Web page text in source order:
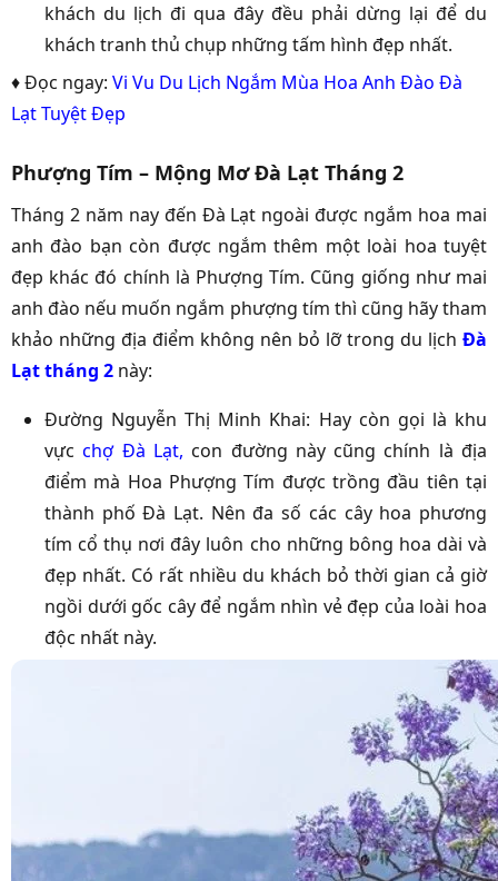
khách du lịch đi qua đây đều phải dừng lại để du
khách tranh thủ chụp những tấm hình đẹp nhất.
♦ Đọc ngay: Vi Vu Du Lịch Ngắm Mùa Hoa Anh Đào Đà
Lạt Tuyệt Đẹp
Phượng Tím – Mộng Mơ Đà Lạt Tháng 2
Tháng 2 năm nay đến Đà Lạt ngoài được ngắm hoa mai
anh đào bạn còn được ngắm thêm một loài hoa tuyệt
đẹp khác đó chính là Phượng Tím. Cũng giống như mai
anh đào nếu muốn ngắm phượng tím thì cũng hãy tham
khảo những địa điểm không nên bỏ lỡ trong du lịch Đà
Lạt tháng 2 này:
Đường Nguyễn Thị Minh Khai: Hay còn gọi là khu
vựcchợ Đà Lạt, con đường này cũng chính là địa
điểm mà Hoa Phượng Tím được trồng đầu tiên tại
thành phố Đà Lạt. Nên đa số các cây hoa phương
tím cổ thụ nơi đây luôn cho những bông hoa dài và
đẹp nhất. Có rất nhiều du khách bỏ thời gian cả giờ
ngồi dưới gốc cây để ngắm nhìn vẻ đẹp của loài hoa
độc nhất này.